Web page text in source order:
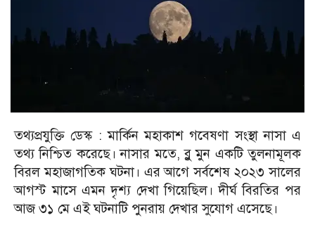
তথ্যপ্রযুক্তি ডেস্ক :মার্কিন মহাকাশ গবেষণা সংস্থা নাসা এ
তথ্য নিশ্চিত করেছে।নাসার মতে, ব্লু মুন একটি তুলনামূলক
বিরল মহাজাগতিক ঘটনা। এর আগে সর্বশেষ ২০২৩ সালের
আগস্ট মাসে এমন দৃশ্য দেখা গিয়েছিল। দীর্ঘ বিরতির পর
আজ ৩১ মে এই ঘটনাটি পুনরায় দেখার সুযোগ এসেছে।